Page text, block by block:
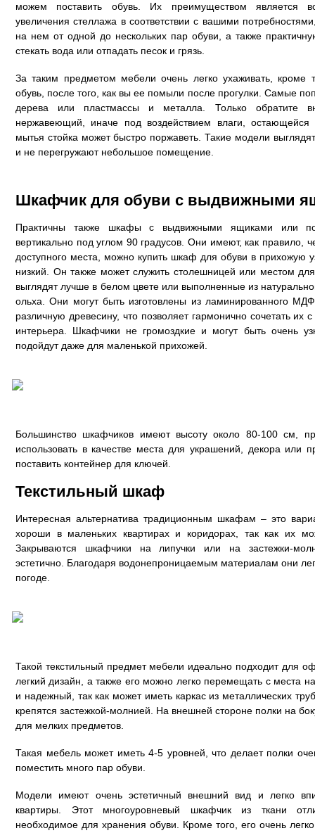
можем поставить обувь. Их преимуществом является
увеличения стеллажа в соответствии с вашими
на нем от одной до нескольких пар обуви, а также
стекать вода или отпадать песок и грязь.
За таким предметом мебели очень легко ухаживать,
обувь, после того, как вы ее помыли после прогулки. Самые
дерева или пластмассы и металла. Только обратите
нержавеющий, иначе под воздействием влаги,
мытья стойка может быстро поржаветь. Такие модели
и не перегружают небольшое помещение.
Шкафчик для обуви с выдвижными
Практичны также шкафы с выдвижными ящиками или
вертикально под углом 90 градусов. Они имеют, как правило,
доступного места, можно купить шкаф для обуви в прихожую
низкий. Он также может служить столешницей или местом
выглядят лучше в белом цвете или выполненные из
ольха. Они могут быть изготовлены из ламинированного
различную древесину, что позволяет гармонично сочетать
интерьера. Шкафчики не громоздкие и могут быть очень
подойдут даже для маленькой прихожей.
Большинство шкафчиков имеют высоту около 80-100 см,
использовать в качестве места для украшений, декора или
поставить контейнер для ключей.
Текстильный шкаф
Интересная альтернатива традиционным шкафам – это
хороши в маленьких квартирах и коридорах, так как их
Закрываются шкафчики на липучки или на застежки-
эстетично. Благодаря водонепроницаемым материалам они
погоде.
Такой текстильный предмет мебели идеально подходит для
легкий дизайн, а также его можно легко перемещать с места
и надежный, так как может иметь каркас из металлических
крепятся застежкой-молнией. На внешней стороне полки на
для мелких предметов.
Такая мебель может иметь 4-5 уровней, что делает полки
поместить много пар обуви.
Модели имеют очень эстетичный внешний вид и легко
квартиры. Этот многоуровневый шкафчик из ткани
необходимое для хранения обуви. Кроме того, его очень